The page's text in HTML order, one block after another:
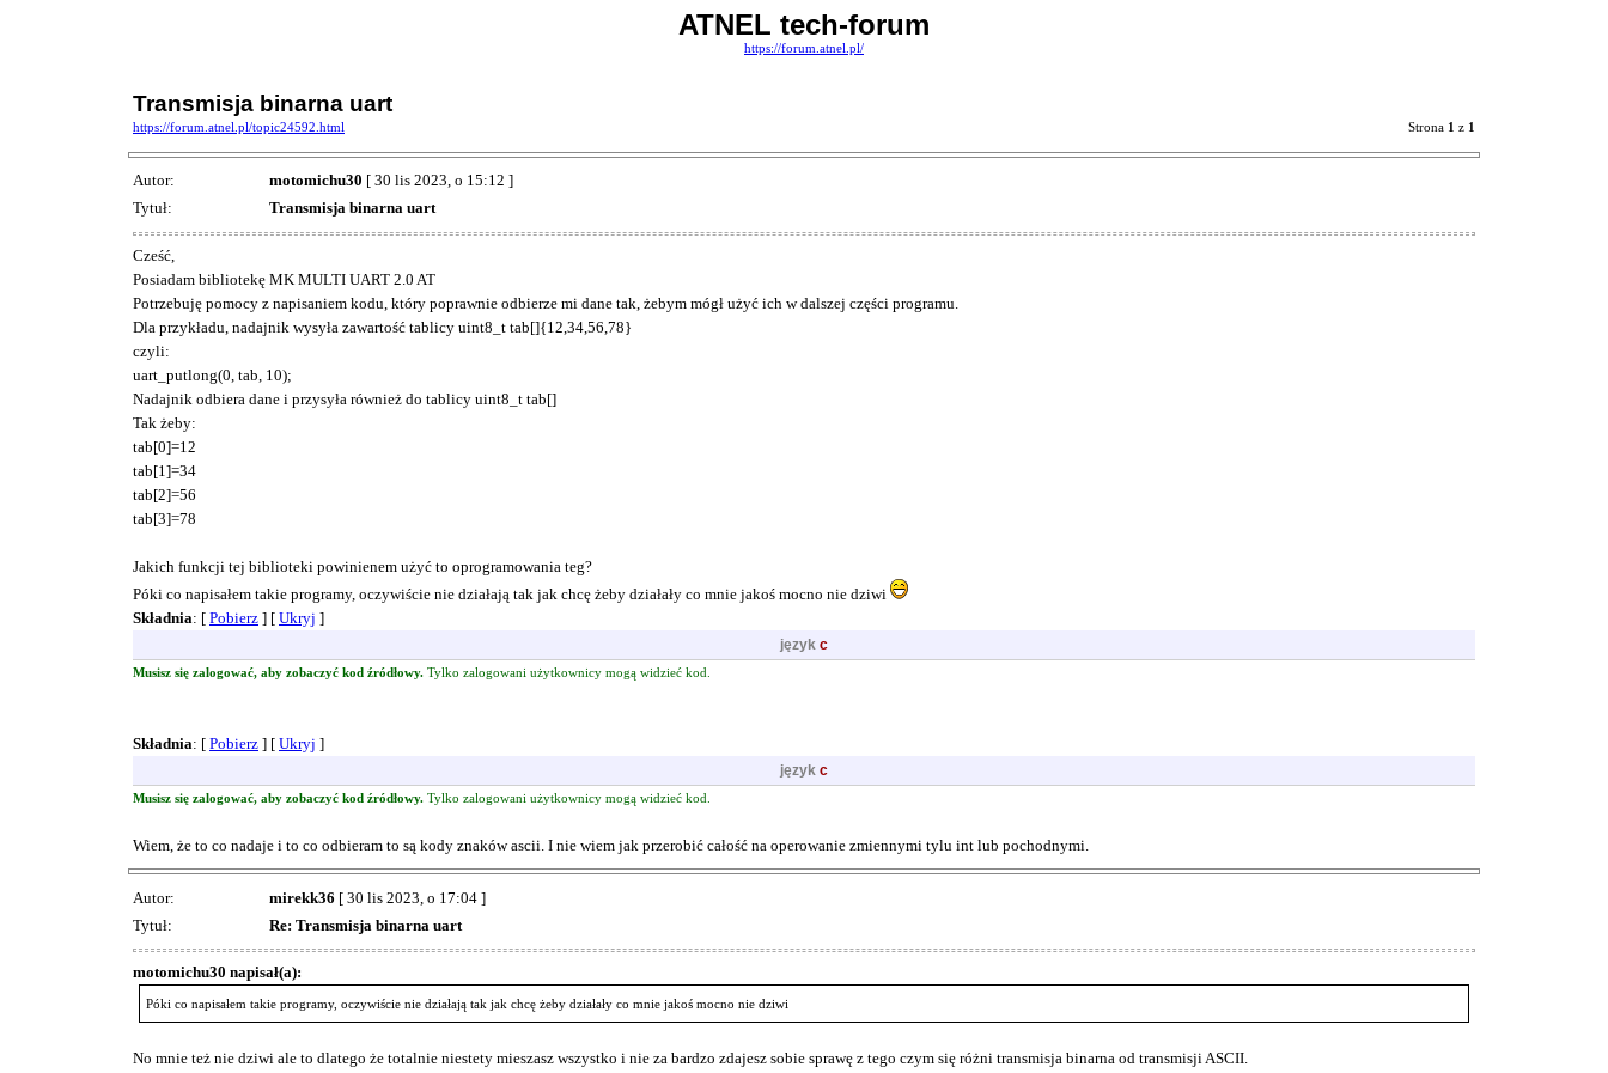
ATNEL tech-forum
https://forum.atnel.pl/
Transmisja binarna uart
https://forum.atnel.pl/topic24592.html Strona 1 z 1
Autor: motomichu30 [ 30 lis 2023, o 15:12 ]
Tytuł:
Transmisja binarna uart
Cześć,
Posiadam bibliotekę MK MULTI UART 2.0 AT
Potrzebuję pomocy z napisaniem kodu, który poprawnie odbierze mi dane tak, żebym mógł użyć ich w dalszej części programu.
Dla przykładu, nadajnik wysyła zawartość tablicy uint8_t tab[]{12,34,56,78}
czyli:
uart_putlong(0, tab, 10);
Nadajnik odbiera dane i przysyła również do tablicy uint8_t tab[]
Tak żeby:
tab[0]=12
tab[1]=34
tab[2]=56
tab[3]=78
Jakich funkcji tej biblioteki powinienem użyć to oprogramowania teg?
Póki co napisałem takie programy, oczywiście nie działają tak jak chcę żeby działały co mnie jakoś mocno nie dziwi
Składnia: [ Pobierz ] [ Ukryj ]
język c
Musisz się zalogować, aby zobaczyć kod źródłowy. Tylko zalogowani użytkownicy mogą widzieć kod.
Składnia: [ Pobierz ] [ Ukryj ]
język c
Musisz się zalogować, aby zobaczyć kod źródłowy. Tylko zalogowani użytkownicy mogą widzieć kod.
Wiem, że to co nadaje i to co odbieram to są kody znaków ascii. I nie wiem jak przerobić całość na operowanie zmiennymi tylu int lub pochodnymi.
Autor: mirekk36 [ 30 lis 2023, o 17:04 ]
Tytuł:
Re: Transmisja binarna uart
motomichu30 napisał(a):
Póki co napisałem takie programy, oczywiście nie działają tak jak chcę żeby działały co mnie jakoś mocno nie dziwi
No mnie też nie dziwi ale to dlatego że totalnie niestety mieszasz wszystko i nie za bardzo zdajesz sobie sprawę z tego czym się różni transmisja binarna od transmisji ASCII.